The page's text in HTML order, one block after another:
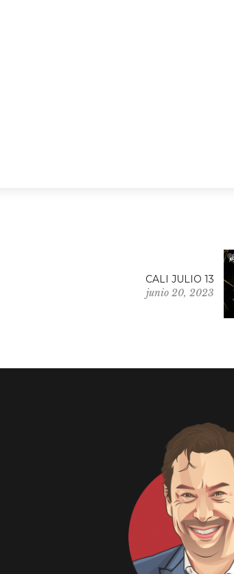
CALI JULIO 13
junio 20, 2023